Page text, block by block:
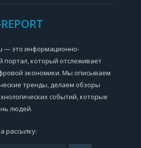
REPORT
— это информационно-
портал, который отслеживает
экономики. Мы описываем
тренды, делаем обзоры
событий, которые
людей.
рассылку: